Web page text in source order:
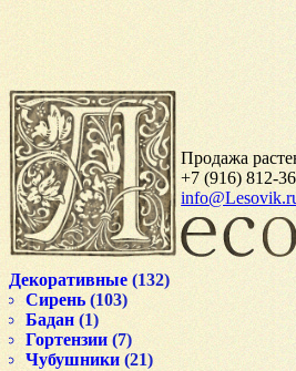
Продажа
+7 (916) 812-
Декоративные (132)
Сирень (103)
Бадан (1)
Гортензии (7)
Чубушники (21)